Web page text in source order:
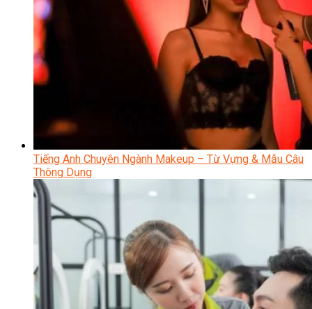
Tiếng Anh Chuyên Ngành Makeup – Từ Vựng & Mẫu Câu
Thông Dụng